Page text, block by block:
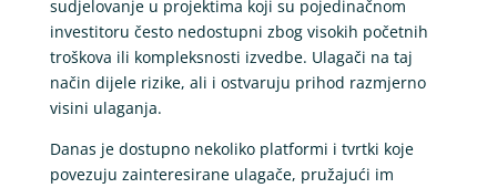
sudjelovanje u projektima koji su pojedinačnom
investitoru često nedostupni zbog visokih početnih
troškova ili kompleksnosti izvedbe. Ulagači na taj
način dijele rizike, ali i ostvaruju prihod razmjerno
visini ulaganja.
Danas je dostupno nekoliko platformi i tvrtki koje
povezuju zainteresirane ulagače, pružajući im